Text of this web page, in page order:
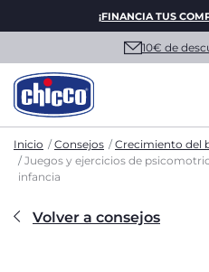
¡FINANCIA TUS
Envío gratis
Inicio Consejos
Crecimiento del
Juegos y ejercicios de
infancia
Volver a consejos